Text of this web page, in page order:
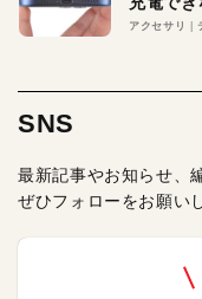
アクセサリ
SNS
最新記事やお知らせ、
ぜひフォローをお願い